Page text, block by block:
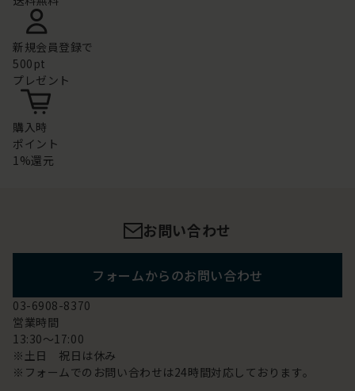
新規会員登録で
500pt
プレゼント
購入時
ポイント
1%還元
お問い合わせ
フォームからのお問い合わせ
03-6908-8370
営業時間
13:30～17:00
※土日 祝日は休み
※フォームでのお問い合わせは24時間対応しております。